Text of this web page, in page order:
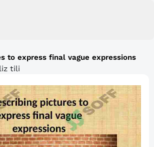
to express final vague expressions
tili